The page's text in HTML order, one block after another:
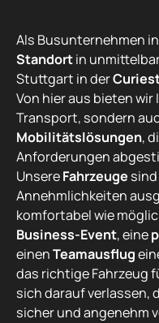
Als Busunternehmen
Standortin
Stuttgart in der
Von hier aus bieten
Transport, sondern
Mobilitätslösungen,
Anforderungen
UnsereFahrzeuge
Annehmlichkeiten
komfortabel wie
Business-Event, eine
einenTeamausflug
das richtige Fahrzeug
sich darauf verlassen,
sicher und angenehm